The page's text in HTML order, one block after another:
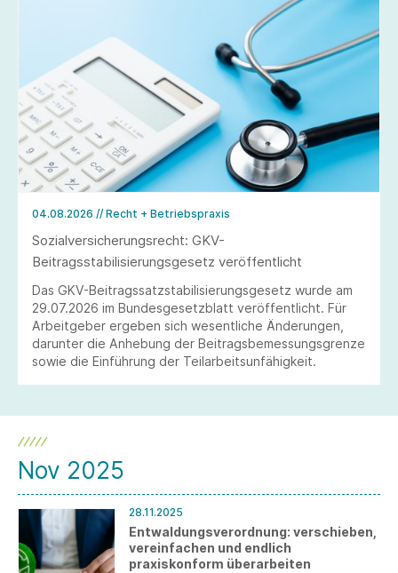
04.08.2026 // Recht + Betriebspraxis
Sozialversicherungsrecht: GKV-
Beitragsstabilisierungsgesetz veröffentlicht
Das GKV-Beitragssatzstabilisierungsgesetz wurde am
29.07.2026 im Bundesgesetzblatt veröffentlicht. Für
Arbeitgeber ergeben sich wesentliche Änderungen,
darunter die Anhebung der Beitragsbemessungsgrenze
sowie die Einführung der Teilarbeitsunfähigkeit.
Nov 2025
28.11.2025
Entwaldungsverordnung: verschieben,
vereinfachen und endlich
praxiskonform überarbeiten